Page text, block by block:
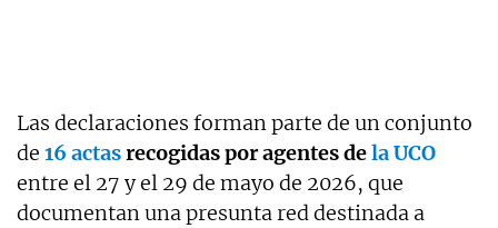
Las declaraciones forman parte de un conjunto
de 16 actasrecogidas por agentes dela UCO
entre el 27 y el 29 de mayo de 2026, que
documentan una presunta red destinada a